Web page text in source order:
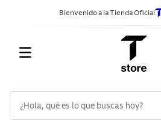
Bienvenido a la Tienda Oficial